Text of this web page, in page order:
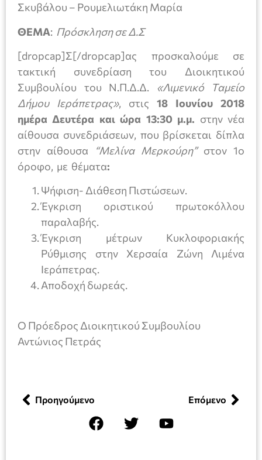
Σκυβάλου – Ρουμελιωτάκη Μαρία
ΘΕΜΑ: Πρόσκληση σε Δ.Σ
[dropcap]Σ[/dropcap]ας προσκαλούμε σε
τακτική συνεδρίαση του Διοικητικού
Συμβουλίου του Ν.Π.Δ.Δ.
«Λιμενικό Ταμείο
Δήμου Ιεράπετρας», στις 18 Ιουνίου 2018
ημέρα Δευτέρα και ώρα 13:30 μ.μ. στην νέα
αίθουσα συνεδριάσεων, που βρίσκεται δίπλα
στην αίθουσα
“Μελίνα Μερκούρη”στον 1ο
όροφο, με θέματα:
Ψήφιση- Διάθεση Πιστώσεων.
Έγκριση οριστικού πρωτοκόλλου
παραλαβής.
Έγκριση μέτρων Κυκλοφοριακής
Ρύθμισης στην Χερσαία Ζώνη Λιμένα
Ιεράπετρας.
Αποδοχή δωρεάς.
Ο Πρόεδρος Διοικητικού Συμβουλίου
Αντώνιος Πετράς
Προηγούμενο Επόμενο